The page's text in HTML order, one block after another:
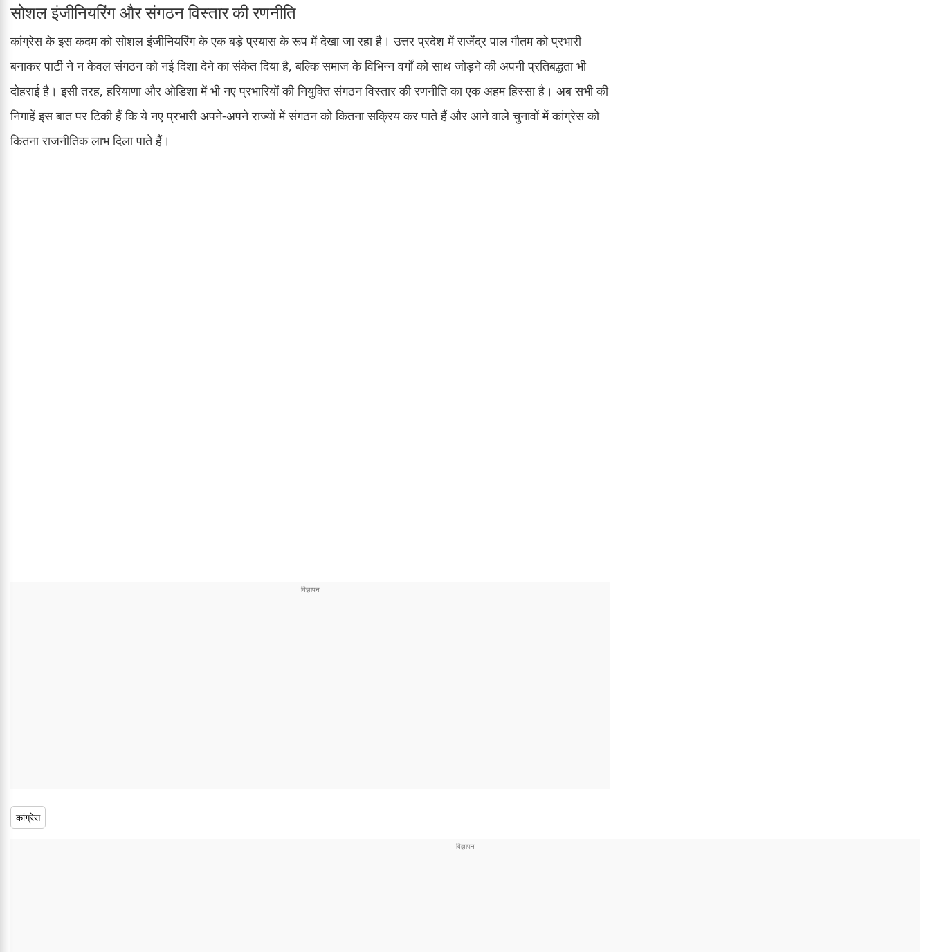
सोशल इंजीनियरिंग और संगठन विस्तार की रणनीति
कांग्रेस के इस कदम को सोशल इंजीनियरिंग के एक बड़े प्रयास के रूप में देखा जा रहा है। उत्तर प्रदेश में राजेंद्र पाल गौतम को प्रभारी
बनाकर पार्टी ने न केवल संगठन को नई दिशा देने का संकेत दिया है, बल्कि समाज के विभिन्न वर्गों को साथ जोड़ने की अपनी प्रतिबद्धता भी
दोहराई है। इसी तरह, हरियाणा और ओडिशा में भी नए प्रभारियों की नियुक्ति संगठन विस्तार की रणनीति का एक अहम हिस्सा है। अब सभी की
निगाहें इस बात पर टिकी हैं कि ये नए प्रभारी अपने-अपने राज्यों में संगठन को कितना सक्रिय कर पाते हैं और आने वाले चुनावों में कांग्रेस को
कितना राजनीतिक लाभ दिला पाते हैं।
कांग्रेस